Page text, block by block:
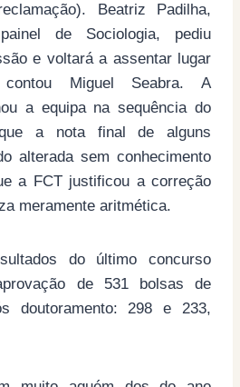
Beatriz Padilha,
de Sociologia, pediu
e voltará a assentar lugar
contou Miguel Seabra. A
a equipa na sequência do
a nota final de alguns
alterada sem conhecimento
a FCT justificou a correção
meramente aritmética.
do último concurso
de 531 bolsas de
doutoramento: 298 e 233,